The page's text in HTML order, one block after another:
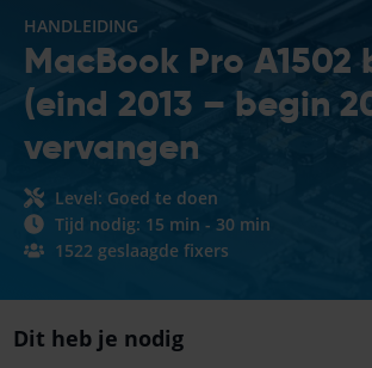
HANDLEIDING
MacBook Pro
(eind 2013 – begin
vervangen
Level: Goed te doen
Tijd nodig: 15 min - 30 min
1522 geslaagde fixers
Dit heb je nodig